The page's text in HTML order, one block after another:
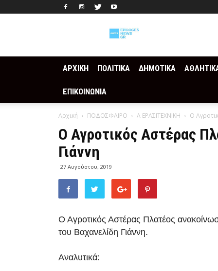
ΑΡΧΙΚΗ ΠΟΛΙΤΙΚΑ ΔΗΜΟΤΙΚΑ
ΕΠΙΚΟΙΝΩΝΙΑ
Αρχική ΠΟΔΟΣΦΑΙΡΟ Α ΕΡΑΣΙΤΕΧΝΙΚΗ Ο
Ο Αγροτικός Αστέρας
Γιάννη
27 Αυγούστου, 2019
Ο Αγροτικός Αστέρας Πλατέος
του Βαχανελίδη Γιάννη.
Αναλυτικά: